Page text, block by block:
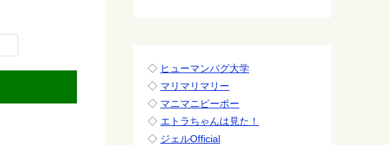
◇ ヒューマンバグ大学
◇ マリマリマリー
◇ マニマニピーポー
◇ エトラちゃんは見た！
◇ ジェルOfficial